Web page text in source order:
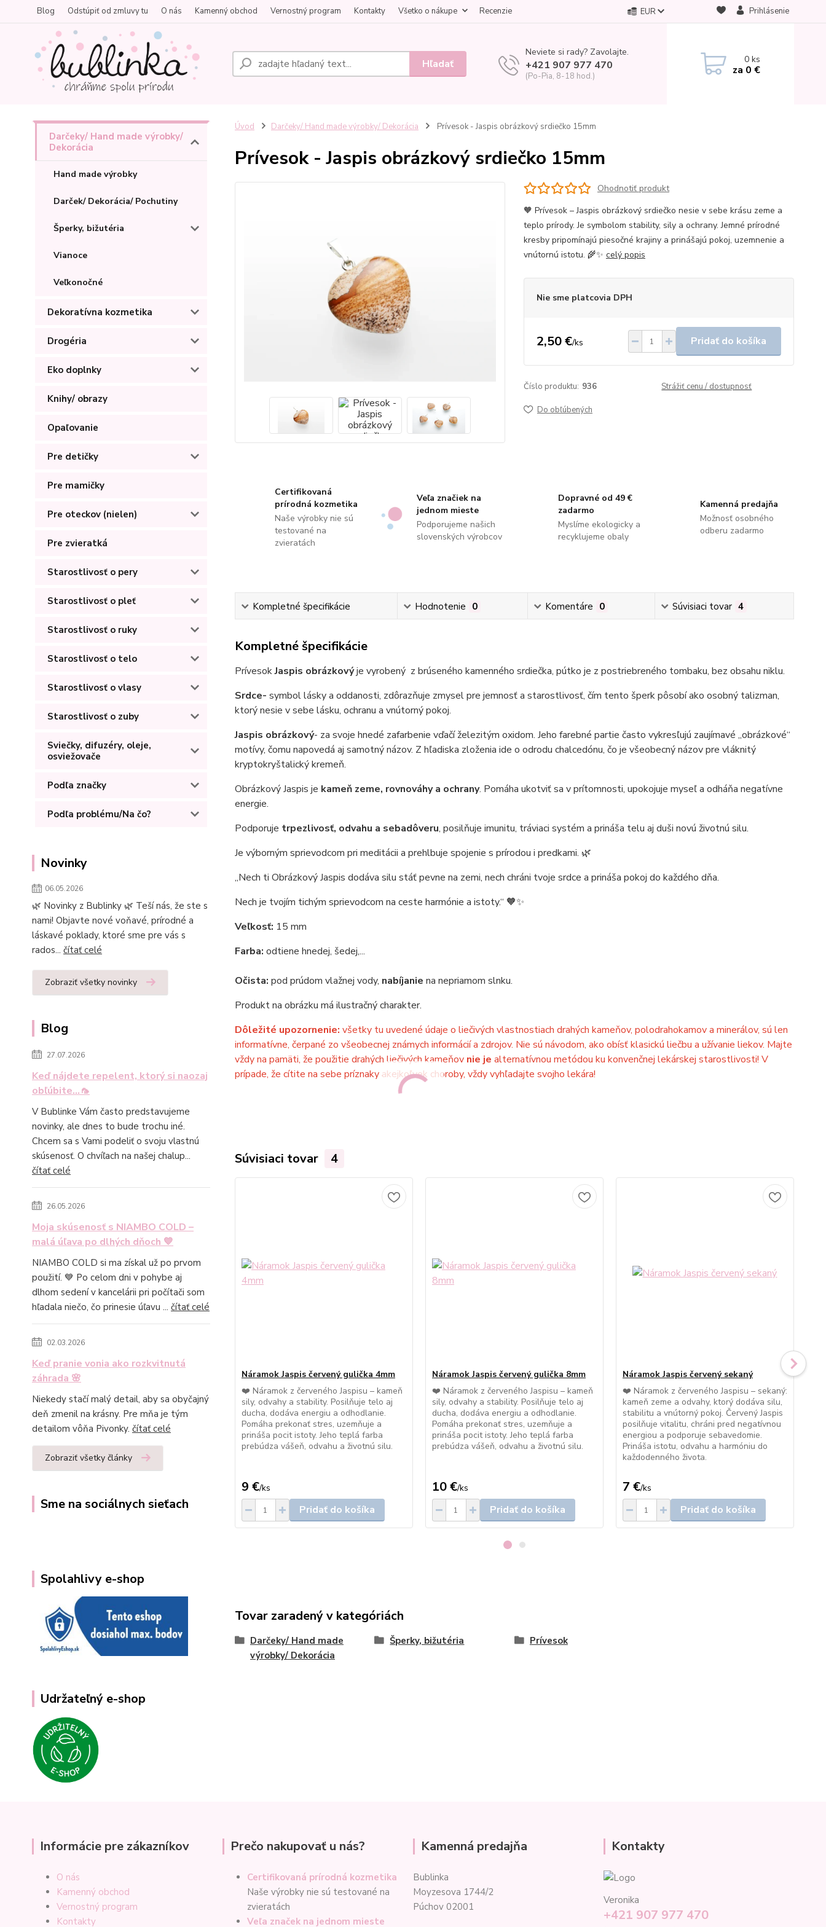
Blog Odstúpiť od zmluvy tu O nás Kamenný obchod Vernostný program Kontakty Všetko o nákupe Recenzie EUR Prihlásenie
Hľadať
Neviete si rady? Zavolajte.
+421 907 977 470
(Po-Pia, 8-18 hod.)
0ks
za 0 €
Darčeky/ Hand made výrobky/
Dekorácia
Hand made výrobky
Darček/ Dekorácia/ Pochutiny
Šperky, bižutéria
Vianoce
Veľkonočné
Dekoratívna kozmetika
Drogéria
Eko doplnky
Knihy/ obrazy
Opaľovanie
Pre detičky
Pre mamičky
Pre oteckov (nielen)
Pre zvieratká
Starostlivosť o pery
Starostlivosť o pleť
Starostlivosť o ruky
Starostlivosť o telo
Starostlivosť o vlasy
Starostlivosť o zuby
Sviečky, difuzéry, oleje,
osviežovače
Podľa značky
Podľa problému/Na čo?
Novinky
06.05.2026
🌿 Novinky z Bublinky 🌿 Teší nás, že ste s
nami! Objavte nové voňavé, prírodné a
láskavé poklady, ktoré sme pre vás s
rados... čítať celé
Zobraziť všetky novinky
Blog
27.07.2026
Keď nájdete repelent, ktorý si naozaj
obľúbite...🦟
V Bublinke Vám často predstavujeme
novinky, ale dnes to bude trochu iné.
Chcem sa s Vami podeliť o svoju vlastnú
skúsenosť. O chvíľach na našej chalup...
čítať celé
26.05.2026
Moja skúsenosť s NIAMBO COLD –
malá úľava po dlhých dňoch 💙
NIAMBO COLD si ma získal už po prvom
použití. 💙 Po celom dni v pohybe aj
dlhom sedení v kancelárii pri počítači som
hľadala niečo, čo prinesie úľavu ... čítať celé
02.03.2026
Keď pranie vonia ako rozkvitnutá
záhrada 🌸
Niekedy stačí malý detail, aby sa obyčajný
deň zmenil na krásny. Pre mňa je tým
detailom vôňa Pivonky. čítať celé
Zobraziť všetky články
Sme na sociálnych sieťach
Spolahlivy e-shop
Udržateľný e-shop
Úvod Darčeky/ Hand made výrobky/ Dekorácia Prívesok - Jaspis obrázkový srdiečko 15mm
Prívesok - Jaspis obrázkový srdiečko 15mm
Ohodnotiť produkt
🧡 Prívesok – Jaspis obrázkový srdiečko nesie v sebe krásu zeme a
teplo prírody. Je symbolom stability, sily a ochrany. Jemné prírodné
kresby pripomínajú piesočné krajiny a prinášajú pokoj, uzemnenie a
vnútornú istotu. 🌾✨ celý popis
Nie sme platcovia DPH
2,50 €/ks Pridať do košíka
Číslo produktu: 936 Strážiť cenu / dostupnosť
Do obľúbených
Certifikovaná
prírodná kozmetika
Naše výrobky nie sú
testované na
zvieratách
Veľa značiek na
jednom mieste
Podporujeme našich
slovenských výrobcov
Dopravné od 49 €
zadarmo
Myslíme ekologicky a
recyklujeme obaly
Kamenná predajňa
Možnosť osobného
odberu zadarmo
Kompletné špecifikácie Hodnotenie 0 Komentáre 0 Súvisiaci tovar 4
Kompletné špecifikácie
PrívesokJaspis obrázkovýje vyrobený z brúseného kamenného srdiečka, pútko je z postriebreného tombaku, bez obsahu niklu.
Srdce- symbol lásky a oddanosti, zdôrazňuje zmysel pre jemnosť a starostlivosť, čím tento šperk pôsobí ako osobný talizman,
ktorý nesie v sebe lásku, ochranu a vnútorný pokoj.
Jaspis obrázkový- za svoje hnedé zafarbenie vďačí železitým oxidom. Jeho farebné partie často vykresľujú zaujímavé „obrázkové“
motívy, čomu napovedá aj samotný názov. Z hľadiska zloženia ide o odrodu chalcedónu, čo je všeobecný názov pre vláknitý
kryptokryštalický kremeň.
Obrázkový Jaspis je kameň zeme, rovnováhy a ochrany. Pomáha ukotviť sa v prítomnosti, upokojuje myseľ a odháňa negatívne
energie.
Podporuje trpezlivosť, odvahu a sebadôveru, posilňuje imunitu, tráviaci systém a prináša telu aj duši novú životnú silu.
Je výborným sprievodcom pri meditácii a prehlbuje spojenie s prírodou i predkami. 🌿
„Nech ti Obrázkový Jaspis dodáva silu stáť pevne na zemi, nech chráni tvoje srdce a prináša pokoj do každého dňa.
Nech je tvojím tichým sprievodcom na ceste harmónie a istoty.“ 🧡✨
Veľkosť: 15 mm
Farba: odtiene hnedej, šedej,...
Očista: pod prúdom vlažnej vody, nabíjanie na nepriamom slnku.
Produkt na obrázku má ilustračný charakter.
Dôležité upozornenie: všetky tu uvedené údaje o liečivých vlastnostiach drahých kameňov, polodrahokamov a minerálov, sú len
informatívne, čerpané zo všeobecnej známych informácií a zdrojov. Nie sú návodom, ako obísť klasickú liečbu a užívanie liekov. Majte
vždy na pamäti, že použitie drahých liečivých kameňov nie je alternatívnou metódou ku konvenčnej lekárskej starostlivosti! V
prípade, že cítite na sebe príznaky akejkoľvek choroby, vždy vyhľadajte svojho lekára!
Súvisiaci tovar 4
Náramok Jaspis červený gulička 4mm
❤️ Náramok z červeného Jaspisu – kameň
sily, odvahy a stability. Posilňuje telo aj
ducha, dodáva energiu a odhodlanie.
Pomáha prekonať stres, uzemňuje a
prináša pocit istoty. Jeho teplá farba
prebúdza vášeň, odvahu a životnú silu.
9 €/ks
Pridať do košíka
Náramok Jaspis červený gulička 8mm
❤️ Náramok z červeného Jaspisu – kameň
sily, odvahy a stability. Posilňuje telo aj
ducha, dodáva energiu a odhodlanie.
Pomáha prekonať stres, uzemňuje a
prináša pocit istoty. Jeho teplá farba
prebúdza vášeň, odvahu a životnú silu.
10 €/ks
Pridať do košíka
Náramok Jaspis červený sekaný
❤️ Náramok z červeného Jaspisu – sekaný:
kameň zeme a odvahy, ktorý dodáva silu,
stabilitu a vnútorný pokoj. Červený Jaspis
posilňuje vitalitu, chráni pred negatívnou
energiou a podporuje sebavedomie.
Prináša istotu, odvahu a harmóniu do
každodenného života.
7 €/ks
Pridať do košíka
Tovar zaradený v kategóriách
Darčeky/ Hand made
výrobky/ Dekorácia
Šperky, bižutéria Prívesok
Informácie pre zákazníkov
O nás
Kamenný obchod
Vernostný program
Kontakty
Prečo nakupovať u nás?
Certifikovaná prírodná kozmetika
Naše výrobky nie sú testované na
zvieratách
Veľa značek na jednom mieste
Kamenná predajňa
Bublinka
Moyzesova 1744/2
Púchov 02001
Kontakty
Veronika
+421 907 977 470